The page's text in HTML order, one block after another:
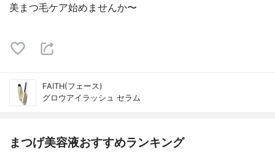
美まつ毛ケア始めませんか〜
FAITH(フェース)
グロウアイラッシュ セラム
まつげ美容液おすすめランキング